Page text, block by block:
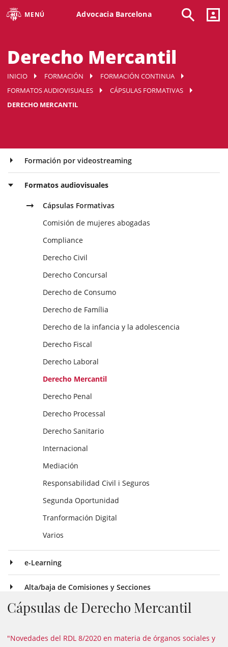
MENÚ Advocacia Barcelona
Derecho Mercantil
INICIO FORMACIÓN
FORMACIÓN CONTINUA
FORMATOS AUDIOVISUALES
CÁPSULAS FORMATIVAS
DERECHO MERCANTIL
Formación por videostreaming
Formatos audiovisuales
Cápsulas Formativas
Comisión de mujeres abogadas
Compliance
Derecho Civil
Derecho Concursal
Derecho de Consumo
Derecho de Família
Derecho de la infancia y la adolescencia
Derecho Fiscal
Derecho Laboral
Derecho Mercantil
Derecho Penal
Derecho Processal
Derecho Sanitario
Internacional
Mediación
Responsabilidad Civil i Seguros
Segunda Oportunidad
Tranformación Digital
Varios
e-Learning
Alta/baja de Comisiones y Secciones
Cápsulas de Derecho Mercantil
"Novedades del RDL 8/2020 en materia de órganos sociales y